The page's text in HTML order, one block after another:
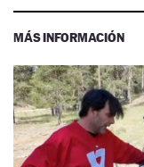
MÁS INFORMACIÓN